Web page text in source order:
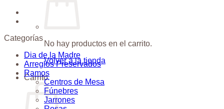
No hay productos en el carrito.
Volver a la tienda
Carrito
Categorías
Dia de la Madre
Arreglos Preservados
Ramos
Centros de Mesa
Fúnebres
Jarrones